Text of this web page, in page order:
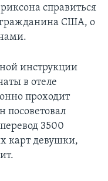
справиться
гражданина США, о
инструкции
в отеле
проходит
посоветовал
3500
карт девушки,